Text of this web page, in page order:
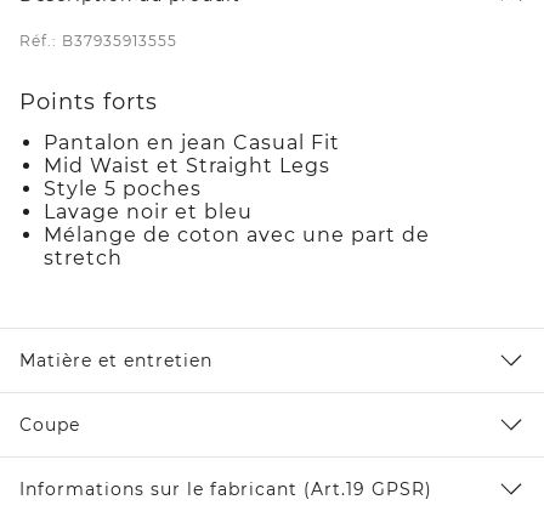
Réf.: B37935913555
Points forts
Pantalon en jean Casual Fit
Mid Waist et Straight Legs
Style 5 poches
Lavage noir et bleu
Mélange de coton avec une part de
stretch
Matière et entretien
Coupe
Informations sur le fabricant (Art.19 GPSR)